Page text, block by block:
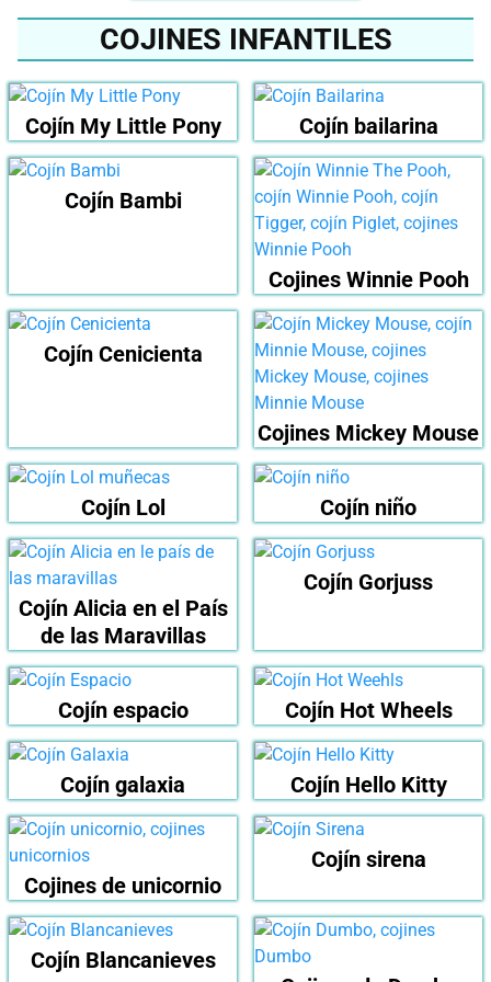
COJINES INFANTILES
Cojín My Little Pony Cojín bailarina
Cojín Bambi
Cojines Winnie Pooh
Cojín Cenicienta
Cojines Mickey Mouse
Cojín Lol Cojín niño
Cojín Alicia en el País
de las Maravillas
Cojín Gorjuss
Cojín espacio Cojín Hot Wheels
Cojín galaxia Cojín Hello Kitty
Cojines de unicornio
Cojín sirena
Cojín Blancanieves